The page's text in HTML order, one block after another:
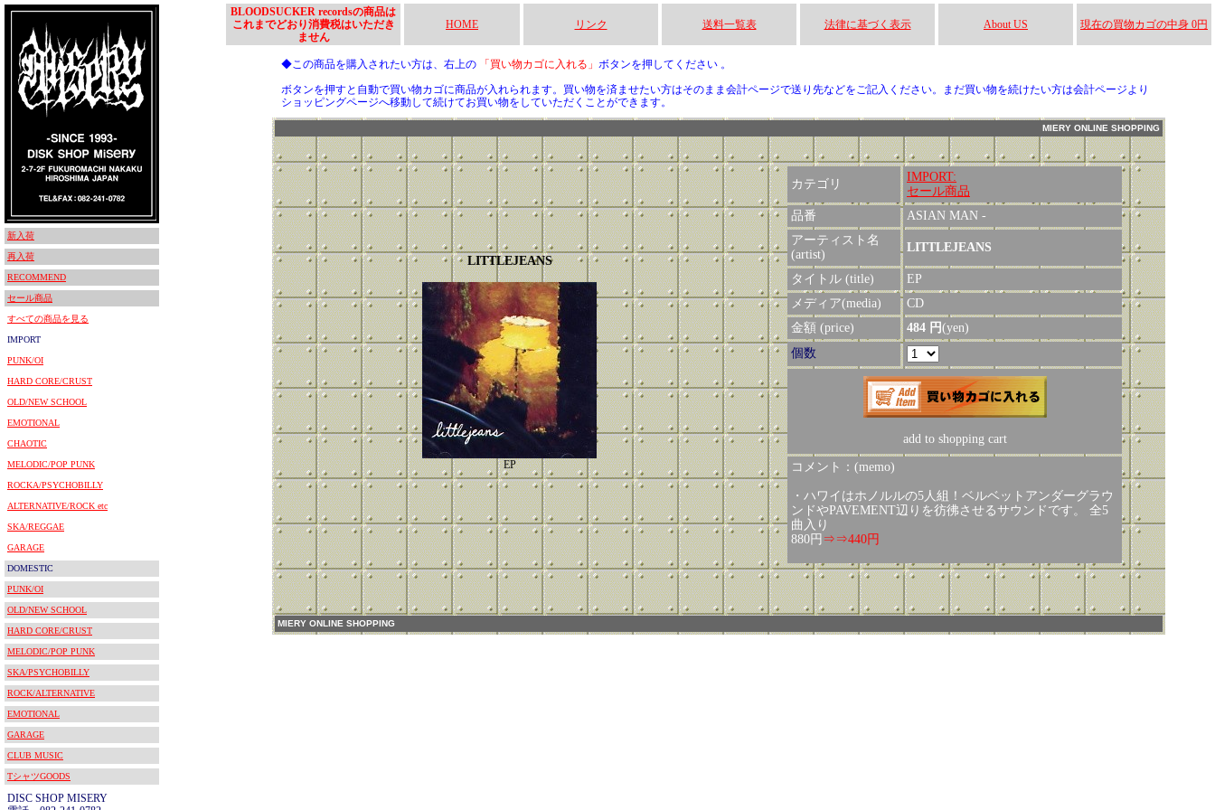
新入荷
再入荷
RECOMMEND
セール商品
すべての商品を見る
IMPORT
PUNK/OI
HARD CORE/CRUST
OLD/NEW SCHOOL
EMOTIONAL
CHAOTIC
MELODIC/POP PUNK
ROCKA/PSYCHOBILLY
ALTERNATIVE/ROCK etc
SKA/REGGAE
GARAGE
DOMESTIC
PUNK/OI
OLD/NEW SCHOOL
HARD CORE/CRUST
MELODIC/POP PUNK
SKA/PSYCHOBILLY
ROCK/ALTERNATIVE
EMOTIONAL
GARAGE
CLUB MUSIC
TシャツGOODS
DISC SHOP MISERY
BLOODSUCKER recordsの商品は
これまでどおり消費税はいただき
ません
HOME リンク 送料一覧表 法律に基づく表示 About US 現在の買物カゴの中身 0円
◆この商品を購入されたい方は、右上の 「買い物カゴに入れる」 ボタンを押してください 。
ボタンを押すと自動で買い物カゴに商品が入れられます。買い物を済ませたい方はそのまま会計ページで送り先などをご記入ください。まだ買い物を続けたい方は会計ページより
ショッピングページへ移動して続けてお買い物をしていただくことができます。
MIERY ONLINE SHOPPING
LITTLEJEANS
EP
カテゴリ
IMPORT:
セール商品
品番
ASIAN MAN -
アーティスト名
(artist)
LITTLEJEANS
タイトル (title)
EP
メディア(media)
CD
金額 (price)
484 円(yen)
個数
add to shopping cart
コメント：(memo)
・ハワイはホノルルの5人組！ベルベットアンダーグラウ
ンドやPAVEMENT辺りを彷彿させるサウンドです。 全5
曲入り
880円 ⇒⇒440円
MIERY ONLINE SHOPPING